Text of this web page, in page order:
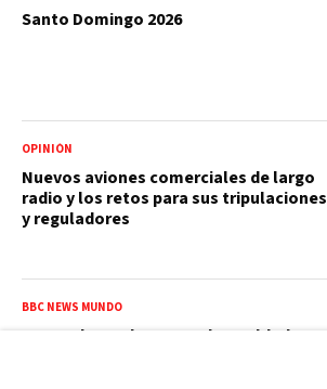
Santo Domingo 2026
OPINIÓN
Nuevos aviones comerciales de largo
radio y los retos para sus tripulaciones
y reguladores
BBC NEWS MUNDO
Atrapados en la guerra: los soldados